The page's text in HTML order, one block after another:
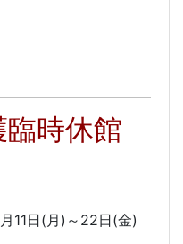
時休館
11日(月)～22日(金)